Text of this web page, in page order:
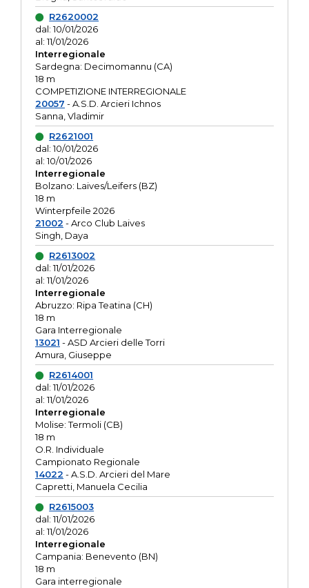
R2620002
dal: 10/01/2026
al: 11/01/2026
Interregionale
Sardegna: Decimomannu (CA)
18 m
COMPETIZIONE INTERREGIONALE
20057 - A.S.D. Arcieri Ichnos
Sanna, Vladimir
R2621001
dal: 10/01/2026
al: 10/01/2026
Interregionale
Bolzano: Laives/Leifers (BZ)
18 m
Winterpfeile 2026
21002 - Arco Club Laives
Singh, Daya
R2613002
dal: 11/01/2026
al: 11/01/2026
Interregionale
Abruzzo: Ripa Teatina (CH)
18 m
Gara Interregionale
13021 - ASD Arcieri delle Torri
Amura, Giuseppe
R2614001
dal: 11/01/2026
al: 11/01/2026
Interregionale
Molise: Termoli (CB)
18 m
O.R. Individuale
Campionato Regionale
14022 - A.S.D. Arcieri del Mare
Capretti, Manuela Cecilia
R2615003
dal: 11/01/2026
al: 11/01/2026
Interregionale
Campania: Benevento (BN)
18 m
Gara interregionale